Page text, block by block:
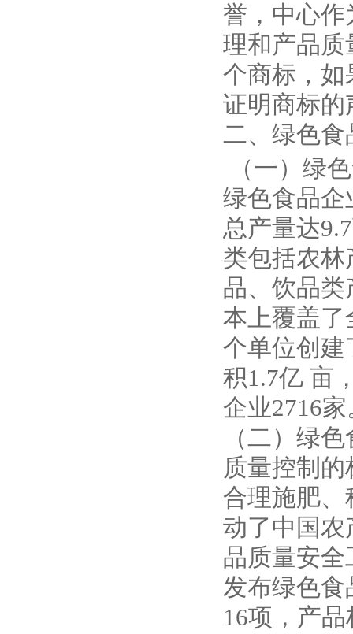
誉，中心
理和产品质
个商标，如
证明商标的
二、绿色食
（一）绿
绿色食品企
总产量达
类包括农
品、饮品类
本上覆盖了
个单位创建
积1.7亿 亩
企业2716家
（二）绿
质量控制
合理施肥
动了中国农
品质量安
发布绿色食
16项，产